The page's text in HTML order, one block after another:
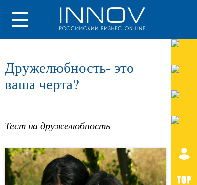
Дружелюбность- это
ваша черта?
Тест на дружелюбность